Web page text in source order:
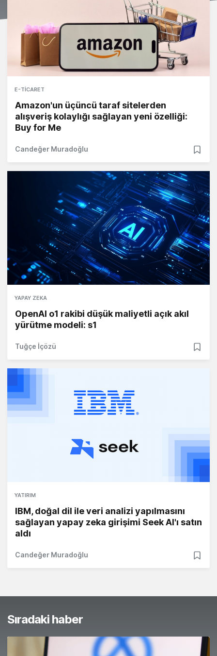
E-TICARET
Amazon'un üçüncü taraf sitelerden
alışveriş kolaylığı sağlayan yeni özelliği:
Buy for Me
Candeğer Muradoğlu
YAPAY ZEKA
OpenAI o1 rakibi düşük maliyetli açık akıl
yürütme modeli: s1
Tuğçe İçözü
YATIRIM
IBM, doğal dil ile veri analizi yapılmasını
sağlayan yapay zeka girişimi Seek AI'ı satın
aldı
Candeğer Muradoğlu
Sıradaki haber